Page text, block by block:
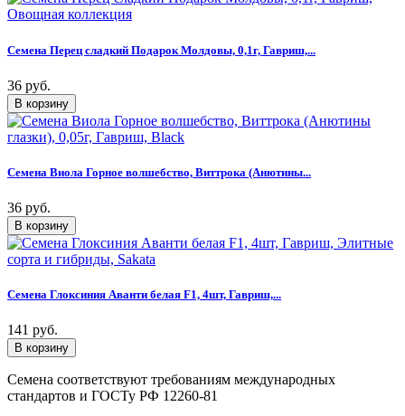
Семена Перец сладкий Подарок Молдовы, 0,1г, Гавриш,...
36 руб.
Семена Виола Горное волшебство, Виттрока (Анютины...
36 руб.
Семена Глоксиния Аванти белая F1, 4шт, Гавриш,...
141 руб.
Семена соответствуют требованиям международных
стандартов и ГОСТу РФ 12260-81